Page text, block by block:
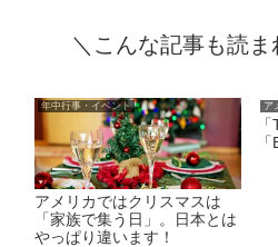
＼こんな記事も読
年中行事・イベント
アメリカではクリスマスは
「家族で集う日」。日本とは
やっぱり違います！
ア